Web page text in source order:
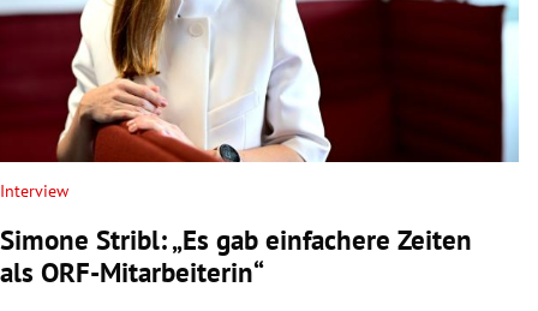
Untermenü
Untermenü
Untermenü
Untermenü
Untermenü
Interview
Simone Stribl: „Es gab einfachere Zeiten
als ORF-Mitarbeiterin“